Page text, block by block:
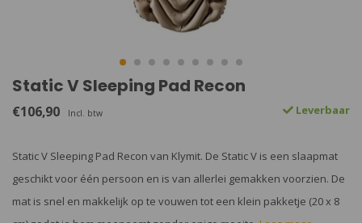
Static V Sleeping Pad Recon
€106,90 Incl. btw Leverbaar
Static V Sleeping Pad Recon van Klymit. De Static V is een slaapmat
geschikt voor één persoon en is van allerlei gemakken voorzien. De
mat is snel en makkelijk op te vouwen tot een klein pakketje (20 x 8